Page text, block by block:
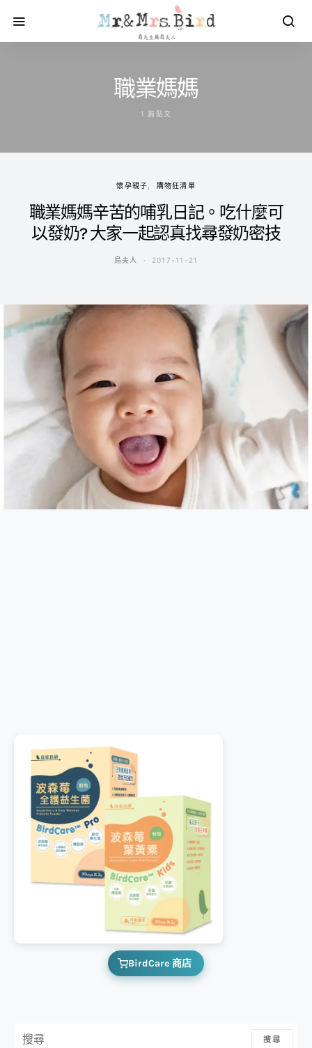
職業媽媽
1 篇貼文
懷孕親子 購物狂清單
職業媽媽辛苦的哺乳日記。吃什麼可
以發奶? 大家一起認真找尋發奶密技
鳥夫人 2017-11-21
BirdCare 商店
搜尋